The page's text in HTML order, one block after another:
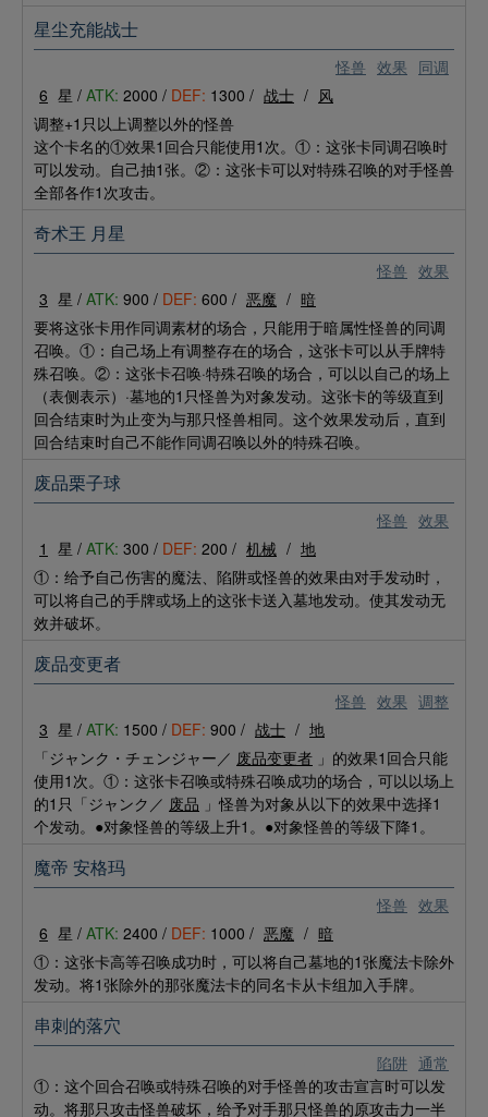
怪兽 效果 同调
星尘充能战士
6 星 / ATK: 2000 / DEF: 1300 / 战士 / 风
调整+1只以上调整以外的怪兽
这个卡名的①效果1回合只能使用1次。①：这张卡同调召唤时
可以发动。自己抽1张。②：这张卡可以对特殊召唤的对手怪兽
全部各作1次攻击。
怪兽 效果
奇术王 月星
3 星 / ATK: 900 / DEF: 600 / 恶魔 / 暗
要将这张卡用作同调素材的场合，只能用于暗属性怪兽的同调
召唤。①：自己场上有调整存在的场合，这张卡可以从手牌特
殊召唤。②：这张卡召唤·特殊召唤的场合，可以以自己的场上
（表侧表示）·墓地的1只怪兽为对象发动。这张卡的等级直到
回合结束时为止变为与那只怪兽相同。这个效果发动后，直到
回合结束时自己不能作同调召唤以外的特殊召唤。
怪兽 效果
废品栗子球
1 星 / ATK: 300 / DEF: 200 / 机械 / 地
①：给予自己伤害的魔法、陷阱或怪兽的效果由对手发动时，
可以将自己的手牌或场上的这张卡送入墓地发动。使其发动无
效并破坏。
怪兽 效果 调整
废品变更者
3 星 / ATK: 1500 / DEF: 900 / 战士 / 地
「ジャンク・チェンジャー／ 废品变更者 」的效果1回合只能
使用1次。①：这张卡召唤或特殊召唤成功的场合，可以以场上
的1只「ジャンク／ 废品 」怪兽为对象从以下的效果中选择1
个发动。●对象怪兽的等级上升1。●对象怪兽的等级下降1。
怪兽 效果
魔帝 安格玛
6 星 / ATK: 2400 / DEF: 1000 / 恶魔 / 暗
①：这张卡高等召唤成功时，可以将自己墓地的1张魔法卡除外
发动。将1张除外的那张魔法卡的同名卡从卡组加入手牌。
陷阱 通常
串刺的落穴
①：这个回合召唤或特殊召唤的对手怪兽的攻击宣言时可以发
动。将那只攻击怪兽破坏，给予对手那只怪兽的原攻击力一半